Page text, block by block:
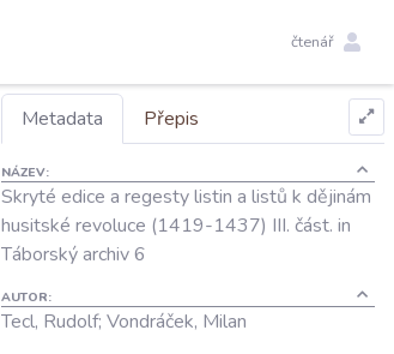
čtenář
Metadata Přepis
NÁZEV:
Skryté edice a regesty listin a listů k dějinám
husitské revoluce (1419-1437) III. část. in
Táborský archiv 6
AUTOR:
Tecl, Rudolf; Vondráček, Milan